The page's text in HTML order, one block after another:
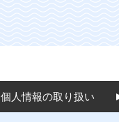
個人情報の取り扱い